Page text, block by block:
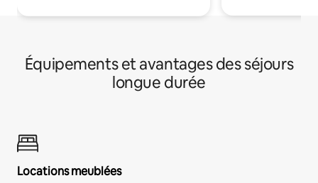
Équipements et avantages des séjours
longue durée
Locations meublées